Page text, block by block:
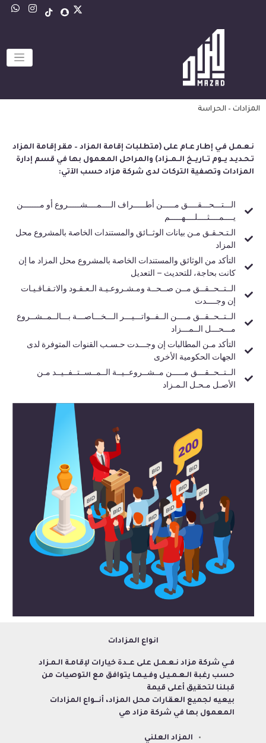
المزادات – الحراسة
نـعـمـل فـي إطـار عـام على (متطلبات إقامة المزاد – مقر إقامة المزاد
تـحـديـد يــوم تــاريــخ الــمــزاد) والمراحل المعمول بها في قسم إدارة
المزادات وتصفية التركات لدى شركة مزاد حسب الآتي:
الـــتـــحـــقــــق مـــــن أطـــــراف الــــمــــشـــــروع أو مـــــــن
يــــمــــثــــلــــهـــــم
الـتـحـقـق مـن بيانات الوثــائق والمستندات الخاصة بالمشروع محل
المزاد
التأكد من الوثائق والمستندات الخاصة بالمشروع محل المزاد ما إن
كانت بحاجة، للتحديث – التعديل
الــتــحــقــق مــن صــحــة ومـشـروعـيـة الـعـقـود والاتـفـاقـيـات
إن وجــــدت
الــتــحــقــق مــــن الــفــواتـــيـــر الـــخـــاصـــة بـــالــمــشــروع
مـــحـــل الــمـــزاد
التأكد مـن المطالبات إن وجـــدت حـسـب القنوات المتوفرة لدى
الجهات الحكومية الأخرى
الــتــحــقـــق مـــــن مــشــروعــيــة الــمــســتــفــيــد مـن
الأصـل مـحـل الـمـزاد
انواع المزادات
فــي شركة مزاد نـعـمـل على عــدة خيارات لإقامـة الـمـزاد
حسب رغبة الـعـمـيـل وفـيـمـا يتوافق مع التوصيات من
قبلنا لتحقيق أعلى قيمة
بيعيه لجميع العقارات محل المزاد، أنـــواع المزادات
المعمول بها في شركة مزاد هي
المزاد العلني